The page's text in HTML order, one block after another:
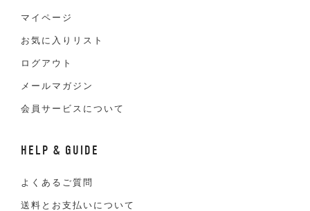
マイページ
お気に入りリスト
ログアウト
メールマガジン
会員サービスについて
HELP & GUIDE
よくあるご質問
送料とお支払いについて